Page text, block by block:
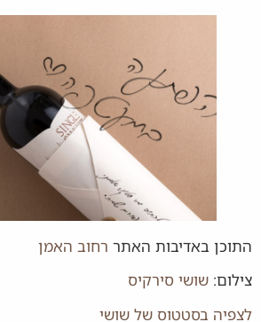
התוכן באדיבות האתר רחוב האמן
צילום: שושי סירקיס
לצפיה בסטטוס של שושי